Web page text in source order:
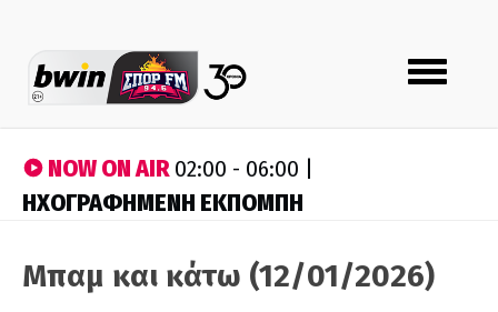
Toggle
navigation
NOW ON AIR02:00 - 06:00 |
ΗΧΟΓΡΑΦΗΜΕΝΗ ΕΚΠΟΜΠΗ
Μπαμ και κάτω (12/01/2026)